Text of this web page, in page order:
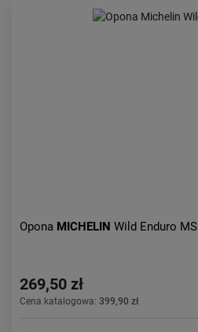
Opona MICHELIN Wild Enduro MS
269,50 zł
Cena katalogowa: 399,90 zł